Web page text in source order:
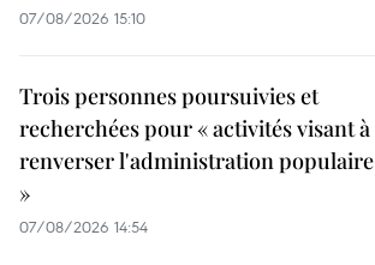
07/08/2026 15:10
Trois personnes poursuivies et
recherchées pour « activités visant à
renverser l'administration populaire
»
07/08/2026 14:54